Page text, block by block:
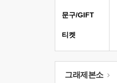
문구/GIFT
티켓
그래제본소